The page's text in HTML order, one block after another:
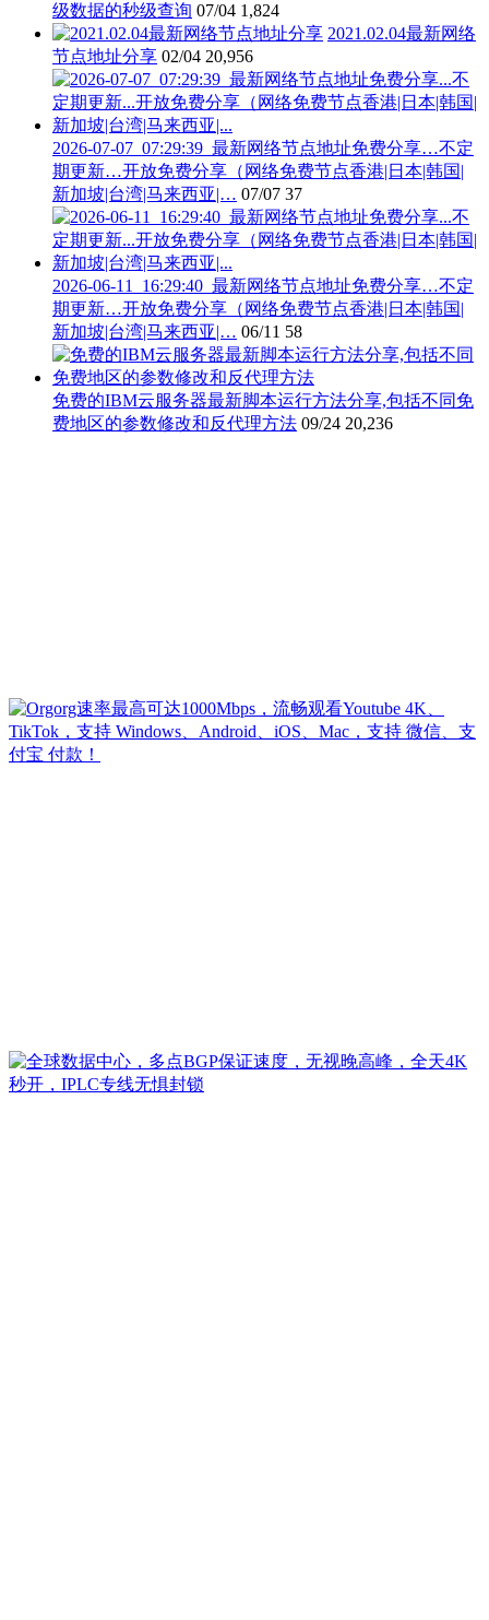
级数据的秒级查询 07/04 1,824
2021.02.04最新网络
节点地址分享 02/04 20,956
2026-07-07_07:29:39_最新网络节点地址免费分享…不定
期更新…开放免费分享（网络免费节点香港|日本|韩国|
新加坡|台湾|马来西亚|… 07/07 37
2026-06-11_16:29:40_最新网络节点地址免费分享…不定
期更新…开放免费分享（网络免费节点香港|日本|韩国|
新加坡|台湾|马来西亚|… 06/11 58
免费的IBM云服务器最新脚本运行方法分享,包括不同免
费地区的参数修改和反代理方法 09/24 20,236